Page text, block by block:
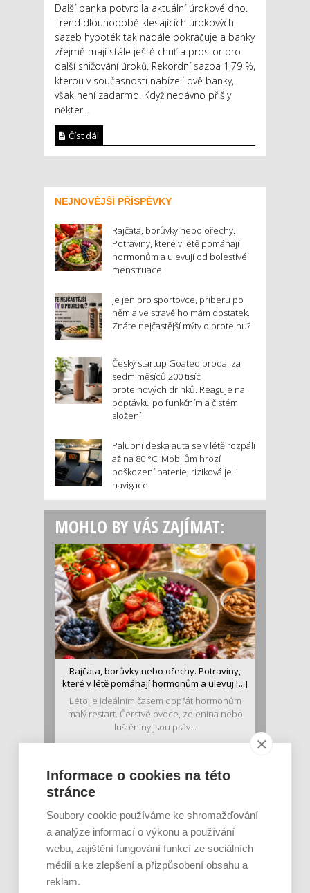
Další banka potvrdila aktuální úrokové dno.
Trend dlouhodobě klesajících úrokových
sazeb hypoték tak nadále pokračuje a banky
zřejmě mají stále ještě chuť a prostor pro
další snižování úroků. Rekordní sazba 1,79 %,
kterou v současnosti nabízejí dvě banky,
však není zadarmo. Když nedávno přišly
někter...
Číst dál
NEJNOVĚJŠÍ PŘÍSPĚVKY
Rajčata, borůvky nebo ořechy.
Potraviny, které v létě pomáhají
hormonům a ulevují od bolestivé
menstruace
Je jen pro sportovce, přiberu po
něm a ve stravě ho mám dostatek.
Znáte nejčastější mýty o proteinu?
Český startup Goated prodal za
sedm měsíců 200 tisíc
proteinových drinků. Reaguje na
poptávku po funkčním a čistém
složení
Palubní deska auta se v létě rozpálí
až na 80 °C. Mobilům hrozí
poškození baterie, riziková je i
navigace
MOHLO BY VÁS ZAJÍMAT:
Rajčata, borůvky nebo ořechy. Potraviny,
které v létě pomáhají hormonům a ulevuj [...]
Léto je ideálním časem dopřát hormonům
malý restart. Čerstvé ovoce, zelenina nebo
luštěniny jsou práv...
Je jen pro sportovce, přiberu po něm a ve
Informace o cookies na této
stránce
Soubory cookie používáme ke shromažďování
a analýze informací o výkonu a používání
webu, zajištění fungování funkcí ze sociálních
médií a ke zlepšení a přizpůsobení obsahu a
reklam.